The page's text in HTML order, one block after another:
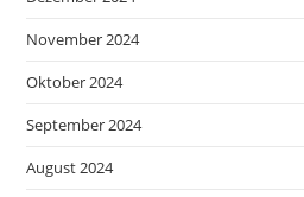
November 2024
Oktober 2024
September 2024
August 2024